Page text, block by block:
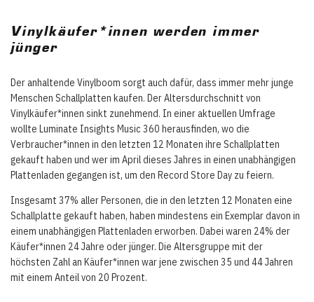
Vinylkäufer*innen werden immer
jünger
Der anhaltende Vinylboom sorgt auch dafür, dass immer mehr junge
Menschen Schallplatten kaufen. Der Altersdurchschnitt von
Vinylkäufer*innen sinkt zunehmend. In einer aktuellen Umfrage
wollte Luminate Insights Music 360 herausfinden, wo die
Verbraucher*innen in den letzten 12 Monaten ihre Schallplatten
gekauft haben und wer im April dieses Jahres in einen unabhängigen
Plattenladen gegangen ist, um den Record Store Day zu feiern.
Insgesamt 37% aller Personen, die in den letzten 12 Monaten eine
Schallplatte gekauft haben, haben mindestens ein Exemplar davon in
einem unabhängigen Plattenladen erworben. Dabei waren 24% der
Käufer*innen 24 Jahre oder jünger. Die Altersgruppe mit der
höchsten Zahl an Käufer*innen war jene zwischen 35 und 44 Jahren
mit einem Anteil von 20 Prozent.